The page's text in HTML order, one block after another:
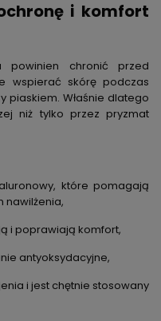
i komfort
chronić przed
wspierać skórę podczas
piaskiem. Właśnie dlatego
niż tylko przez pryzmat
, które pomagają
nawilżenia,
i poprawiają komfort,
antyoksydacyjne,
i jest chętnie stosowany